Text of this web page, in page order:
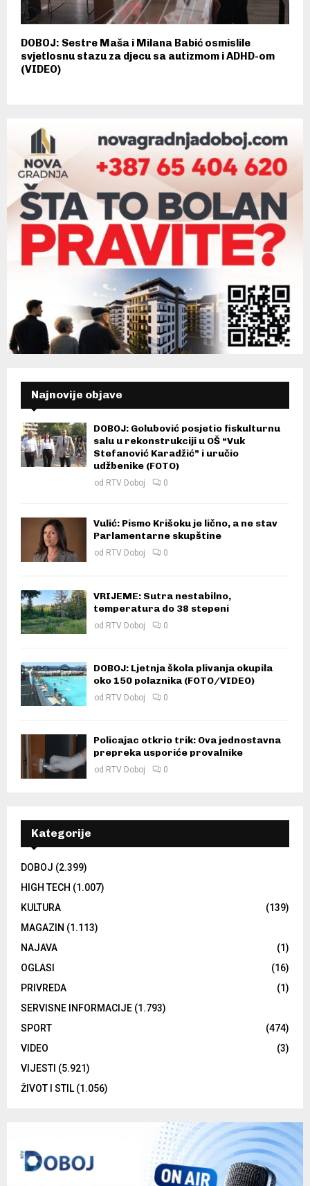
DOBOJ: Sestre Maša i Milana Babić osmislile
svjetlosnu stazu za djecu sa autizmom i ADHD-om
(VIDEO)
Najnovije objave
DOBOJ: Golubović posjetio fiskulturnu
salu u rekonstrukciji u OŠ “Vuk
Stefanović Karadžić” i uručio
udžbenike (FOTO)
od RTV Doboj 0
Vulić: Pismo Krišoku je lično, a ne stav
Parlamentarne skupštine
od RTV Doboj 0
VRIJEME: Sutra nestabilno,
temperatura do 38 stepeni
od RTV Doboj 0
DOBOJ: Ljetnja škola plivanja okupila
oko 150 polaznika (FOTO/VIDEO)
od RTV Doboj 0
Policajac otkrio trik: Ova jednostavna
prepreka usporiće provalnike
od RTV Doboj 0
Kategorije
DOBOJ (2.399)
HIGH TECH (1.007)
KULTURA
(139)
MAGAZIN (1.113)
NAJAVA
(1)
OGLASI
(16)
PRIVREDA
(1)
SERVISNE INFORMACIJE (1.793)
SPORT
(474)
VIDEO
(3)
VIJESTI (5.921)
ŽIVOT I STIL (1.056)